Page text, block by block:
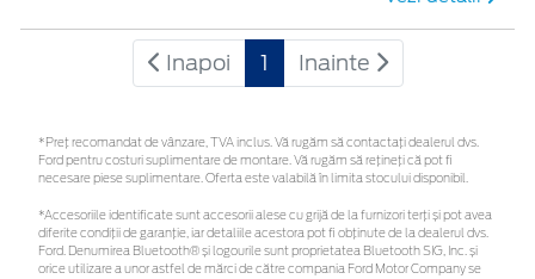
Inapoi 1 Inainte
*Preţ recomandat de vânzare, TVA inclus. Vă rugăm să contactaţi dealerul dvs.
Ford pentru costuri suplimentare de montare. Vă rugăm să rețineți că pot fi
necesare piese suplimentare. Oferta este valabilă în limita stocului disponibil.
*Accesoriile identificate sunt accesorii alese cu grijă de la furnizori terți și pot avea
diferite condiții de garanție, iar detaliile acestora pot fi obținute de la dealerul dvs.
Ford. Denumirea Bluetooth® și logourile sunt proprietatea Bluetooth SIG, Inc. și
orice utilizare a unor astfel de mărci de către compania Ford Motor Company se